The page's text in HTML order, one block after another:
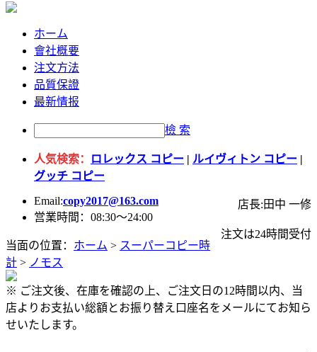
ホーム
會社概要
注文方法
品質保證
最新情报
檢 索
人気検索： ロレックス コピー | ルイヴィトン コピー |
グッチ コピー
Email:copy2017@163.com
店長:田中 一修
営業時間：08:30～24:00
注文は24時間受付
当面の位置： ホーム > スーパーコピー時
計 > ノモス
※ ご注文後、在庫を確認の上、ご注文日の12時間以内、当
店よりお支払い総額とお振り替え口座名をメールにてお知ら
せいたします。